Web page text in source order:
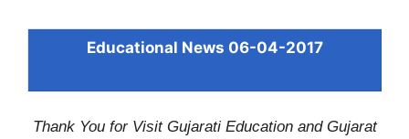
Educational News 06-04-2017
Thank You for Visit Gujarati Education and Gujarat